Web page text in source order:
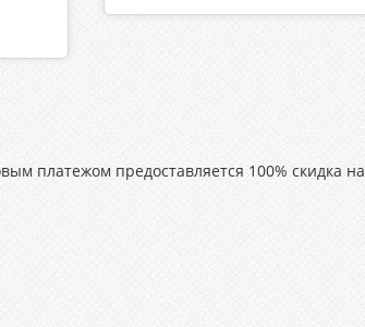
платежом предоставляется 100% скидка